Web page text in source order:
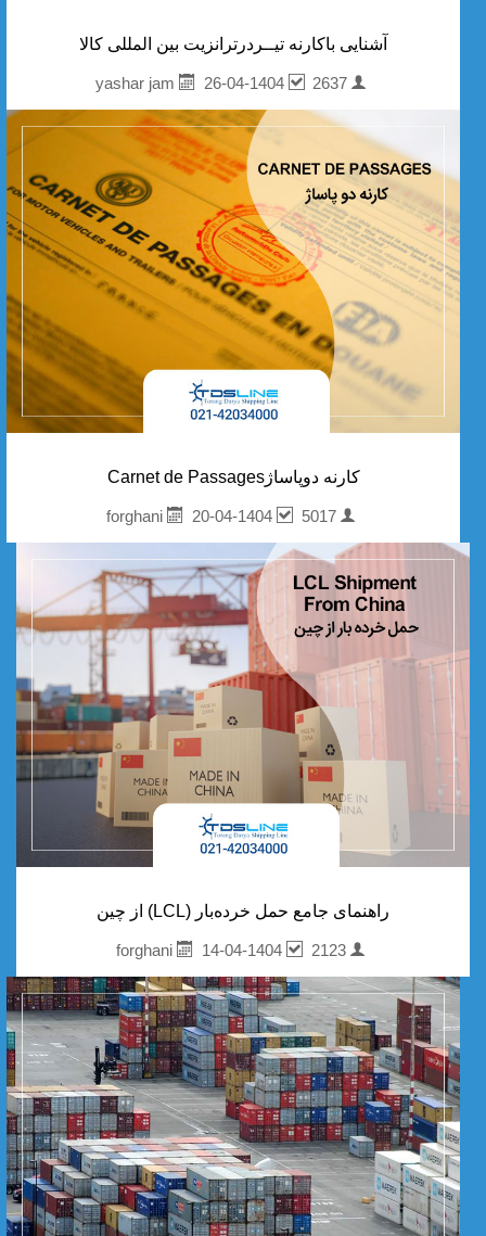
آشنایی باکارنه تیــردرترانزیت بین المللی کالا
yashar jam
26-04-1404 2637
کارنه دوپاساژCarnet de Passages
forghani
20-04-1404 5017
راهنمای جامع حمل خرده‌بار (LCL) از چین
forghani
14-04-1404 2123